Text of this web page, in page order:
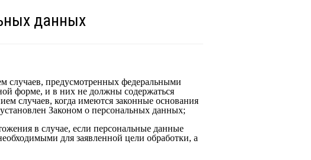
данных
случаев, предусмотренных федеральными
форме, и в них не должны содержаться
случаев, когда имеются законные основания
Законом о персональных данных;
в случае, если персональные данные
для заявленной цели обработки, а